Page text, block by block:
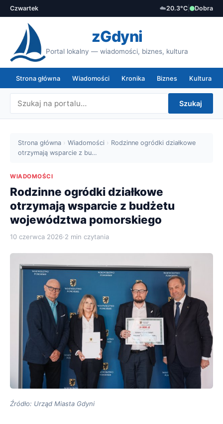
Czwartek ☁️20.3°C Dobra
zGdyni
Portal lokalny — wiadomości, biznes, kultura
Strona główna Wiadomości Kronika Biznes Kultura
Szukaj
Strona główna › Wiadomości › Rodzinne ogródki działkowe
otrzymają wsparcie z bu…
WIADOMOŚCI
Rodzinne ogródki działkowe
otrzymają wsparcie z budżetu
województwa pomorskiego
10 czerwca 2026·2 min czytania
Źródło: Urząd Miasta Gdyni